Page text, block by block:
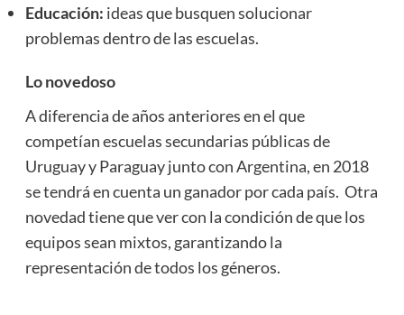
Educación: ideas que busquen solucionar
problemas dentro de las escuelas.
Lo novedoso
A diferencia de años anteriores en el que
competían escuelas secundarias públicas de
Uruguay y Paraguay junto con Argentina, en 2018
se tendrá en cuenta un ganador por cada país. Otra
novedad tiene que ver con la condición de que los
equipos sean mixtos, garantizando la
representación de todos los géneros.